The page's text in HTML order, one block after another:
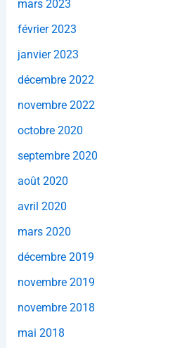
mars 2023
février 2023
janvier 2023
décembre 2022
novembre 2022
octobre 2020
septembre 2020
août 2020
avril 2020
mars 2020
décembre 2019
novembre 2019
novembre 2018
mai 2018